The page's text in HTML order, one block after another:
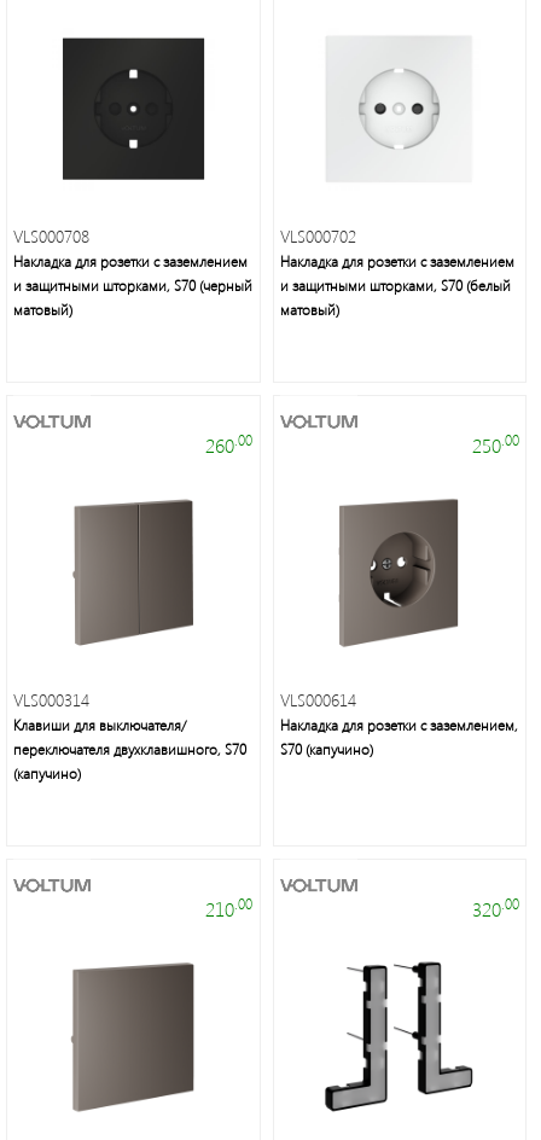
Это
люстры,
торшеры,
лампы,
декоративное
освещение
настольные
VLS000708
Накладка для розетки с заземлением
и защитными шторками, S70 (черный
матовый)
VLS000702
Накладка для розетки с заземлением
и защитными шторками, S70 (белый
матовый)
260.00
VLS000314
Клавиши для выключателя/
переключателя двухклавишного, S70
(капучино)
250.00
VLS000614
Накладка для розетки с заземлением,
S70 (капучино)
210.00 320.00